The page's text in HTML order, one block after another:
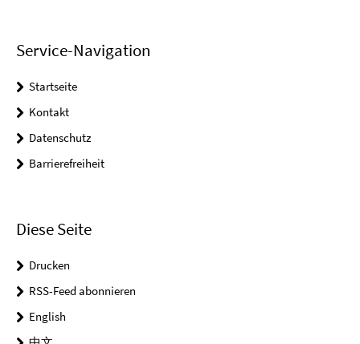
Service-Navigation
Startseite
Kontakt
Datenschutz
Barrierefreiheit
Diese Seite
Drucken
RSS-Feed abonnieren
English